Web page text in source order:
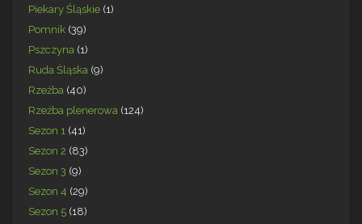
Piekary Śląskie (1)
Pomnik (39)
Pszczyna (1)
Ruda Śląska (9)
Rzeźba (40)
Rzeźba plenerowa (124)
Sezon 1 (41)
Sezon 2 (83)
Sezon 3 (9)
Sezon 4 (29)
Sezon 5 (18)